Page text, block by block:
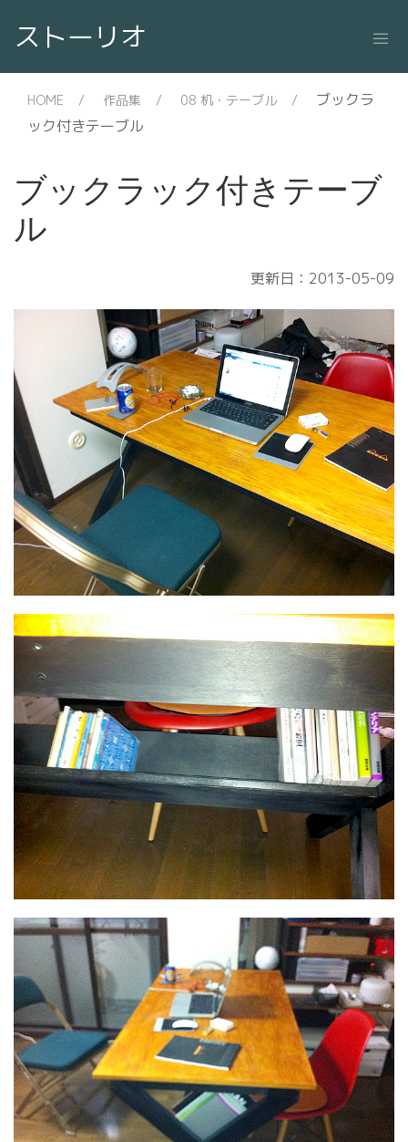
ストーリオ
HOME 作品集 08 机・テーブル
ブックラ
ック付きテーブル
ブックラック付きテーブ
ル
更新日：2013-05-09